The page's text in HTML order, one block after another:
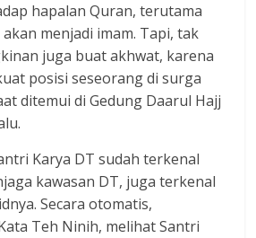
hapalan Quran, terutama
menjadi imam. Tapi, tak
juga buat akhwat, karena
posisi seseorang di surga
ditemui di Gedung Daarul Hajj
Karya DT sudah terkenal
kawasan DT, juga terkenal
Secara otomatis,
Teh Ninih, melihat Santri